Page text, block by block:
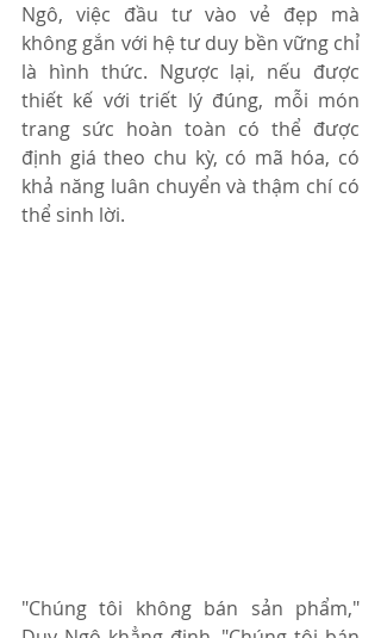
Ngô, việc đầu tư vào vẻ đẹp mà
không gắn với hệ tư duy bền vững chỉ
là hình thức. Ngược lại, nếu được
thiết kế với triết lý đúng, mỗi món
trang sức hoàn toàn có thể được
định giá theo chu kỳ, có mã hóa, có
khả năng luân chuyển và thậm chí có
thể sinh lời.
"Chúng tôi không bán sản phẩm,"